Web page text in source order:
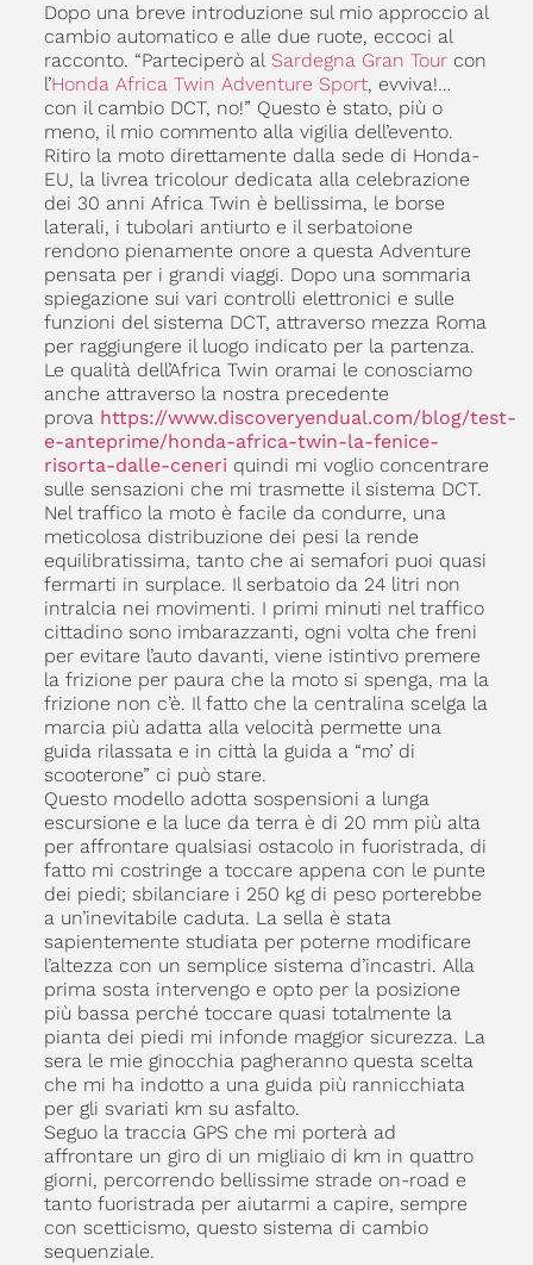
Dopo una breve introduzione sul mio approccio al
cambio automatico e alle due ruote, eccoci al
racconto. “Parteciperò al Sardegna Gran Tourcon
l’Honda Africa Twin Adventure Sport, evviva!…
con il cambio DCT, no!” Questo è stato, più o
meno, il mio commento alla vigilia dell’evento.
Ritiro la moto direttamente dalla sede di Honda-
EU, la livrea tricolour dedicata alla celebrazione
dei 30 anni Africa Twin è bellissima, le borse
laterali, i tubolari antiurto e il serbatoione
rendono pienamente onore a questa Adventure
pensata per i grandi viaggi. Dopo una sommaria
spiegazione sui vari controlli elettronici e sulle
funzioni del sistema DCT, attraverso mezza Roma
per raggiungere il luogo indicato per la partenza.
Le qualità dell’Africa Twin oramai le conosciamo
anche attraverso la nostra precedente
prova https://www.discoveryendual.com/blog/test-
e-anteprime/honda-africa-twin-la-fenice-
risorta-dalle-ceneri quindi mi voglio concentrare
sulle sensazioni che mi trasmette il sistema DCT.
Nel traffico la moto è facile da condurre, una
meticolosa distribuzione dei pesi la rende
equilibratissima, tanto che ai semafori puoi quasi
fermarti in surplace. Il serbatoio da 24 litri non
intralcia nei movimenti. I primi minuti nel traffico
cittadino sono imbarazzanti, ogni volta che freni
per evitare l’auto davanti, viene istintivo premere
la frizione per paura che la moto si spenga, ma la
frizione non c’è. Il fatto che la centralina scelga la
marcia più adatta alla velocità permette una
guida rilassata e in città la guida a “mo’ di
scooterone” ci può stare.
Questo modello adotta sospensioni a lunga
escursione e la luce da terra è di 20 mm più alta
per affrontare qualsiasi ostacolo in fuoristrada, di
fatto mi costringe a toccare appena con le punte
dei piedi; sbilanciare i 250 kg di peso porterebbe
a un’inevitabile caduta. La sella è stata
sapientemente studiata per poterne modificare
l’altezza con un semplice sistema d’incastri. Alla
prima sosta intervengo e opto per la posizione
più bassa perché toccare quasi totalmente la
pianta dei piedi mi infonde maggior sicurezza. La
sera le mie ginocchia pagheranno questa scelta
che mi ha indotto a una guida più rannicchiata
per gli svariati km su asfalto.
Seguo la traccia GPS che mi porterà ad
affrontare un giro di un migliaio di km in quattro
giorni, percorrendo bellissime strade on-road e
tanto fuoristrada per aiutarmi a capire, sempre
con scetticismo, questo sistema di cambio
sequenziale.